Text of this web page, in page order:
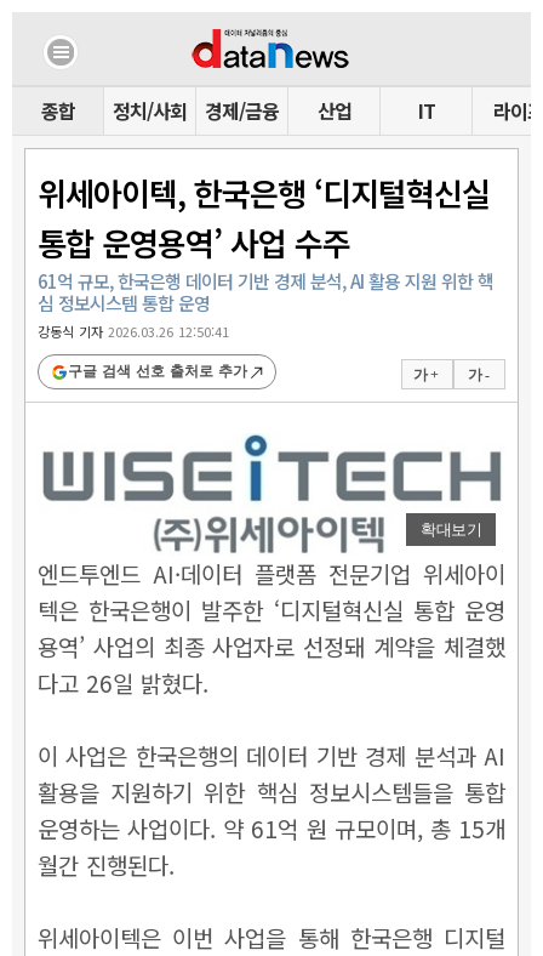
종합 정치/사회 경제/금융 산업 IT 라이프
위세아이텍, 한국은행 ‘디지털혁신실
통합 운영용역’ 사업 수주
61억 규모, 한국은행 데이터 기반 경제 분석, AI 활용 지원 위한 핵
심 정보시스템 통합 운영
강동식 기자2026.03.26 12:50:41
가 + 가 -
구글 검색 선호 출처로 추가
확대보기
엔드투엔드 AI·데이터 플랫폼 전문기업 위세아이
텍은 한국은행이 발주한 ‘디지털혁신실 통합 운영
용역’ 사업의 최종 사업자로 선정돼 계약을 체결했
다고 26일 밝혔다.
이 사업은 한국은행의 데이터 기반 경제 분석과 AI
활용을 지원하기 위한 핵심 정보시스템들을 통합
운영하는 사업이다. 약 61억 원 규모이며, 총 15개
월간 진행된다.
위세아이텍은 이번 사업을 통해 한국은행 디지털